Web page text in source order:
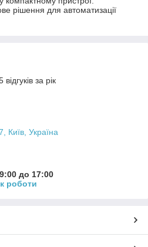
рішення для автоматизації
за рік
Київ, Україна
до 17:00
роботи